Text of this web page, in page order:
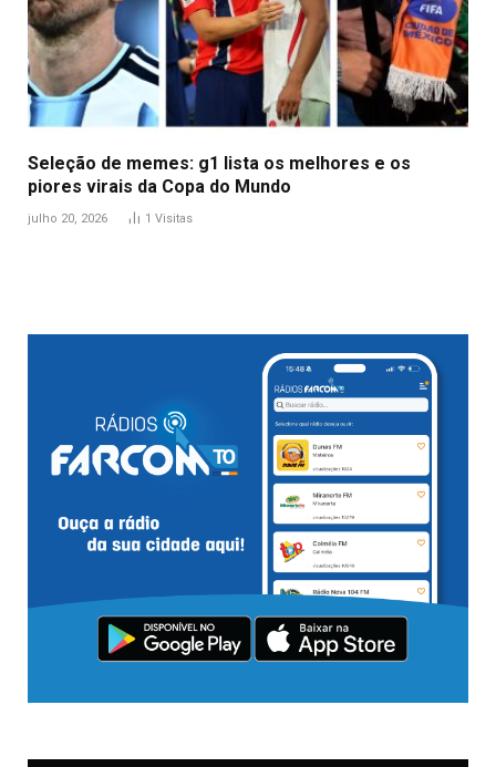
Seleção de memes: g1 lista os melhores e os
piores virais da Copa do Mundo
julho 20, 2026 1 Visitas